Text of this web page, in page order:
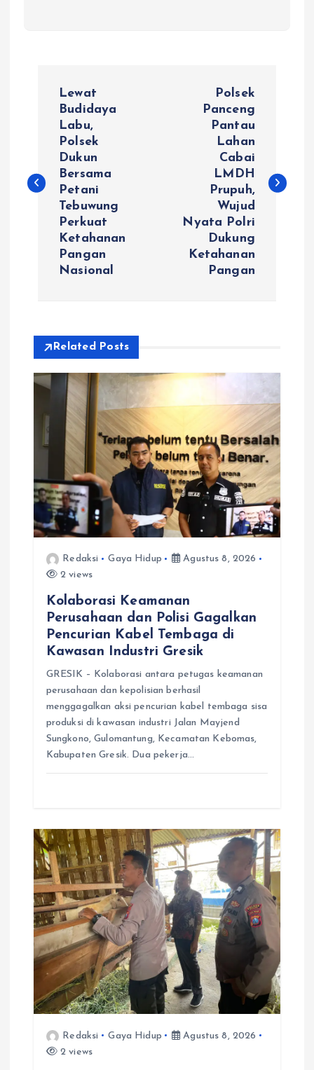
i
p
o
Lewat
Budidaya
Labu,
Polsek
Dukun
Bersama
Petani
Tebuwung
Perkuat
Ketahanan
Pangan
Nasional
Polsek
Panceng
Pantau
Lahan
Cabai
LMDH
Prupuh,
Wujud
Nyata Polri
Dukung
Ketahanan
Pangan
Related Posts
Redaksi Gaya Hidup
Agustus 8, 2026
2 views
Kolaborasi Keamanan
Perusahaan dan Polisi Gagalkan
Pencurian Kabel Tembaga di
Kawasan Industri Gresik
GRESIK – Kolaborasi antara petugas keamanan
perusahaan dan kepolisian berhasil
menggagalkan aksi pencurian kabel tembaga sisa
produksi di kawasan industri Jalan Mayjend
Sungkono, Gulomantung, Kecamatan Kebomas,
Kabupaten Gresik. Dua pekerja…
Redaksi Gaya Hidup
Agustus 8, 2026
2 views